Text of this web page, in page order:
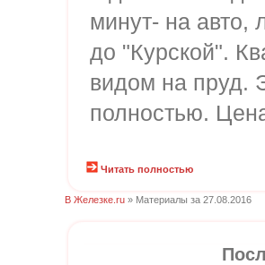
минут- на авто,
до "Курской".
видом на пруд.
полностью.
Читать полностью
В Железке.ru » Материалы за 27.08.2016